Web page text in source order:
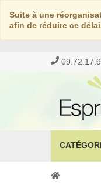
Suite à une
afin de réduire ce